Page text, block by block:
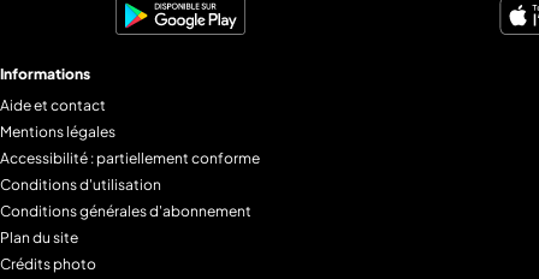
Informations
Aide et contact
Mentions légales
Accessibilité : partiellement conforme
Conditions d'utilisation
Conditions générales d'abonnement
Plan du site
Crédits photo